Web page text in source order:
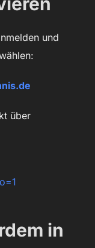
und
über
in